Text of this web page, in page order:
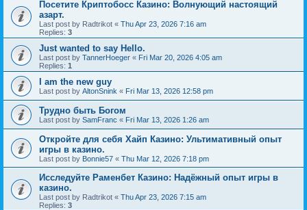
Посетите Криптобосс Казино: Волнующий настоящий
азарт.
Last post by Radtrikot « Thu Apr 23, 2026 7:16 am
Replies: 3
Just wanted to say Hello.
Last post by TannerHoeger « Fri Mar 20, 2026 4:05 am
Replies: 1
I am the new guy
Last post by AltonSnink « Fri Mar 13, 2026 12:58 pm
Трудно быть Богом
Last post by SamFranc « Fri Mar 13, 2026 1:26 am
Откройте для себя Хайп Казино: Ультимативный опыт
игры в казино.
Last post by Bonnie57 « Thu Mar 12, 2026 7:18 pm
Исследуйте Раменбет Казино: Надёжный опыт игры в
казино.
Last post by Radtrikot « Thu Apr 23, 2026 7:15 am
Replies: 3